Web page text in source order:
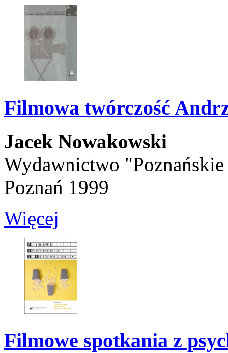
Filmowa twórczość
Jacek Nowakowski
Wydawnictwo
Poznań 1999
Więcej
Filmowe spotkania z